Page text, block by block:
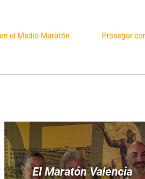
el Medio Maratón
Prosegur
El Maratón Valencia